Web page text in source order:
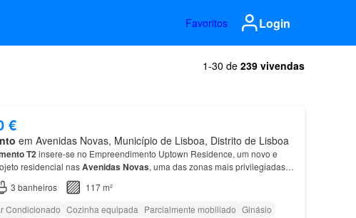
Favoritos Login
1-30 de 239 vivendas
€
em Avenidas Novas, Município de Lisboa, Distrito de Lisboa
T2insere-se no Empreendimento Uptown Residence, um novo e
residencial nasAvenidas Novas, uma das zonas mais privilegiadas
dos bairros mais tranquilos, sofisticados e desejad…
3 banheiros
117 m²
Condicionado Cozinha equipada Parcialmente mobiliado Ginásio